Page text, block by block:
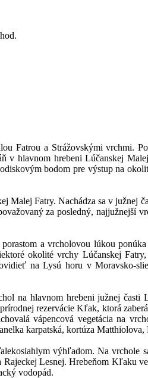
Fatrou a Strážovskými vrchmi.
hlavnom hrebeni Lúčanskej
bodom pre výstup na
Malej Fatry. Nachádza sa v južnej
za posledný, najjužnejší
a vrcholovou lúkou
okolité vrchy Lúčanskej
na Lysú horu v Moravsko-
na hlavnom hrebeni južnej
rezervácie Kľak, ktorá
vápencová vegetácia na
karpatská, kortúza
výhľadom. Na vrchole
Lesnej. Hrebeňom Kľaku
vodopád.